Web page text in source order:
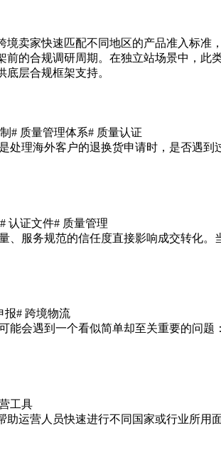
卖家快速匹配不同地区的产品准入标准
的合规调研周期。在独立站场景中，
层合规框架支持。
# 质量管理体系# 质量认证
处理海外客户的退换货申请时，是否遇
# 认证文件# 质量管理
、服务规范的信任度直接影响成交转化
报# 跨境物流
能会遇到一个看似简单却至关重要的问
工具
助运营人员快速进行不同国家或行业所用